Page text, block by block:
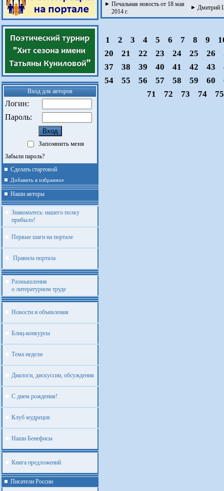
Вход для авторов
Логин:
Пароль:
Запомнить меня
Забыли пароль?
Сделать стартовой
Добавить в избранное
Наши авторы
Знакомьтесь: нашего полку
прибыло!
Первые шаги на портале
Правила портала
Размышления
о литературном труде
Новости и объявления
Блиц-конкурсы
Тема недели
Диалоги, дискуссии, обсуждения
С днем рождения!
Клуб мудрецов
Наши Бенефисы
Книга предложений
Писатели России
Печальная новость от 18 мая
2014 г.
Дмитрий
1 2 3 4 5 6 7 8 9
20
21 22 23 24 25 26
37
38 39 40 41 42 43
54
55 56 57 58 59 60
71
72 73 74